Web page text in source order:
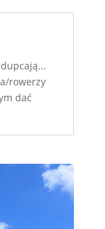
rowerzy
dać